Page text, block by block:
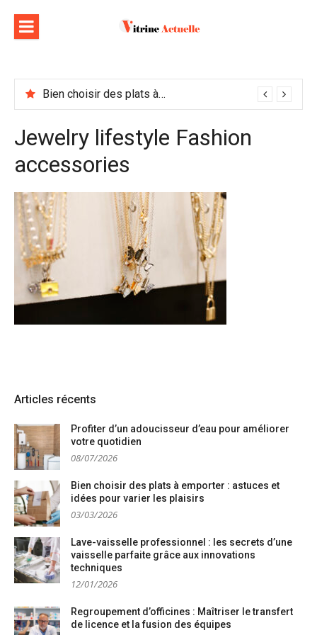
contenu
Bien choisir des plats à emporter : astuces et idées pour varier les plaisirs
Jewelry lifestyle Fashion
accessories
Articles récents
Profiter d’un adoucisseur d’eau pour améliorer
votre quotidien
08/07/2026
Bien choisir des plats à emporter : astuces et
idées pour varier les plaisirs
03/03/2026
Lave-vaisselle professionnel : les secrets d’une
vaisselle parfaite grâce aux innovations
techniques
12/01/2026
Regroupement d’officines : Maîtriser le transfert
de licence et la fusion des équipes